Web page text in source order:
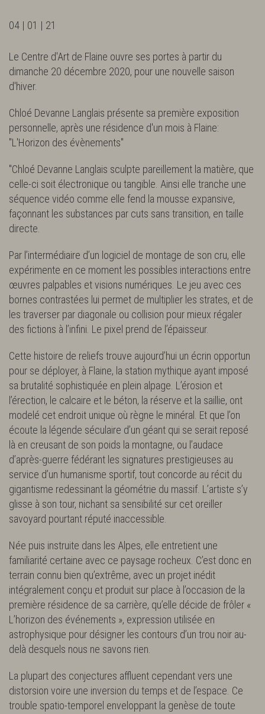
04 | 01 | 21
Le Centre d'Art de Flaine ouvre ses portes à partir du
dimanche 20 décembre 2020, pour une nouvelle saison
d'hiver.
Chloé Devanne Langlais présente sa première exposition
personnelle, après une résidence d'un mois à Flaine:
"L'Horizon des évènements"
"Chloé Devanne Langlais sculpte pareillement la matière, que
celle-ci soit électronique ou tangible. Ainsi elle tranche une
séquence vidéo comme elle fend la mousse expansive,
façonnant les substances par cuts sans transition, en taille
directe.
Par l’intermédiaire d’un logiciel de montage de son cru, elle
expérimente en ce moment les possibles interactions entre
œuvres palpables et visions numériques. Le jeu avec ces
bornes contrastées lui permet de multiplier les strates, et de
les traverser par diagonale ou collision pour mieux régaler
des fictions à l’infini. Le pixel prend de l’épaisseur.
Cette histoire de reliefs trouve aujourd’hui un écrin opportun
pour se déployer, à Flaine, la station mythique ayant imposé
sa brutalité sophistiquée en plein alpage. L’érosion et
l’érection, le calcaire et le béton, la réserve et la saillie, ont
modelé cet endroit unique où règne le minéral. Et que l’on
écoute la légende séculaire d’un géant qui se serait reposé
là en creusant de son poids la montagne, ou l’audace
d’après-guerre fédérant les signatures prestigieuses au
service d’un humanisme sportif, tout concorde au récit du
gigantisme redessinant la géométrie du massif. L’artiste s’y
glisse à son tour, nichant sa sensibilité sur cet oreiller
savoyard pourtant réputé inaccessible.
Née puis instruite dans les Alpes, elle entretient une
familiarité certaine avec ce paysage rocheux. C’est donc en
terrain connu bien qu’extrême, avec un projet inédit
intégralement conçu et produit sur place à l’occasion de la
première résidence de sa carrière, qu’elle décide de frôler «
L’horizon des événements », expression utilisée en
astrophysique pour désigner les contours d’un trou noir au-
delà desquels nous ne savons rien.
La plupart des conjectures affluent cependant vers une
distorsion voire une inversion du temps et de l’espace. Ce
trouble spatio-temporel enveloppant la genèse de toute